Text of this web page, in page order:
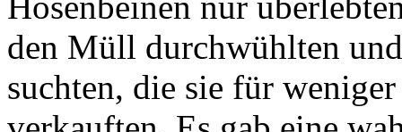
den Müll durchwühlten
suchten, die sie für